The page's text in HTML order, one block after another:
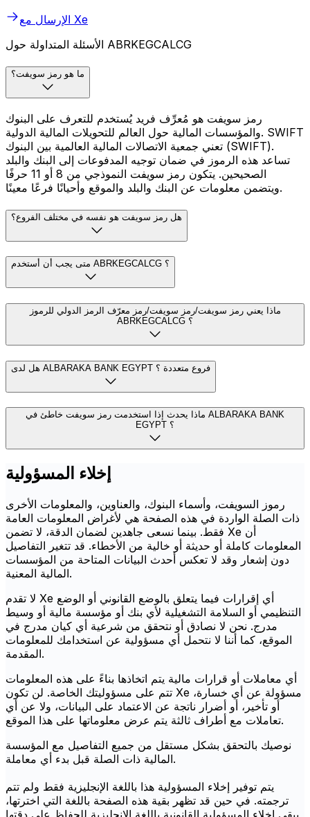
الإرسال مع Xe
الأسئلة المتداولة حول ABRKEGCALCG
ما هو رمز سويفت؟
رمز سويفت هو مُعرِّف فريد يُستخدم للتعرف على البنوك
والمؤسسات المالية حول العالم للتحويلات المالية الدولية. SWIFT
تعني جمعية الاتصالات المالية العالمية بين البنوك (SWIFT).
تساعد هذه الرموز في ضمان توجيه المدفوعات إلى البنك والبلد
الصحيحين. يتكون رمز سويفت النموذجي من 8 أو 11 حرفًا
ويتضمن معلومات عن البنك والبلد والموقع وأحيانًا فرعًا معينًا.
هل رمز سويفت هو نفسه في مختلف الفروع؟
متى يجب أن أستخدم ABRKEGCALCG ؟
ماذا يعني رمز سويفت/رمز سويفت/رمز معرّف الرمز الدولي للرموز
ABRKEGCALCG ؟
هل لدى ALBARAKA BANK EGYPT فروع متعددة ؟
ماذا يحدث إذا استخدمت رمز سويفت خاطئ في ALBARAKA BANK
EGYPT ؟
إخلاء المسؤولية
رموز السويفت، وأسماء البنوك، والعناوين، والمعلومات الأخرى
ذات الصلة الواردة في هذه الصفحة هي لأغراض المعلومات العامة
فقط. بينما نسعى جاهدين لضمان الدقة، لا تضمن Xe أن
المعلومات كاملة أو حديثة أو خالية من الأخطاء. قد تتغير التفاصيل
دون إشعار وقد لا تعكس أحدث البيانات المتاحة من المؤسسات
المالية المعنية.
لا تقدم Xe أي إقرارات فيما يتعلق بالوضع القانوني أو الوضع
التنظيمي أو السلامة التشغيلية لأي بنك أو مؤسسة مالية أو وسيط
مدرج. نحن لا نصادق أو نتحقق من شرعية أي كيان مدرج في
الموقع، كما أننا لا نتحمل أي مسؤولية عن استخدامك للمعلومات
المقدمة.
أي معاملات أو قرارات مالية يتم اتخاذها بناءً على هذه المعلومات
تتم على مسؤوليتك الخاصة. لن تكون Xe مسؤولة عن أي خسارة،
أو تأخير، أو أضرار ناتجة عن الاعتماد على البيانات، ولا عن أي
تعاملات مع أطراف ثالثة يتم عرض معلوماتها على هذا الموقع.
نوصيك بالتحقق بشكل مستقل من جميع التفاصيل مع المؤسسة
المالية ذات الصلة قبل بدء أي معاملة.
يتم توفير إخلاء المسؤولية هذا باللغة الإنجليزية فقط ولم تتم
ترجمته. في حين قد تظهر بقية هذه الصفحة باللغة التي اخترتها،